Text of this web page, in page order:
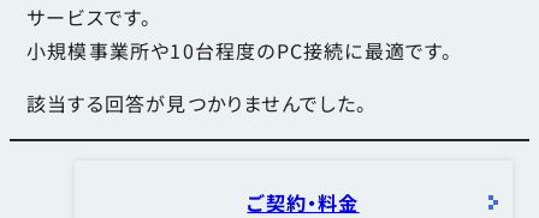
サービスです。
小規模事業所や10台程度のPC接続に最適です。
該当する回答が見つかりませんでした。
ご契約・料金